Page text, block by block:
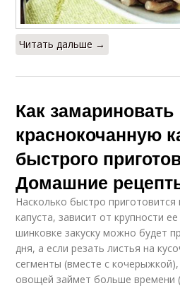
Читать дальше →
Как замариновать
краснокочанную
быстрого
Домашние
Насколько быстро приготовится
капуста, зависит от крупности
шинковке закуску можно будет
дня, а если резать листья на
сегменты (вместе с
овощей займет больше времени